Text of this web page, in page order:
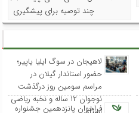
چند توصیه برای پیشگیری
لاهیجان در سوگ ایلیا یاپیر؛
حضور استاندار گیلان در
مراسم سومین روز درگذشت
نوجوان ۱۲ ساله و نخبه ریاضی
فراخوان پانزدهمین جشنواره